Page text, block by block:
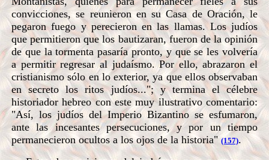
convicciones, se reunieron en su Casa de Oración, le
pegaron fuego y perecieron en las llamas. Los judíos
que permitieron que los bautizaran, fueron de la opinión
de que la tormenta pasaría pronto, y que se les volvería
a permitir regresar al judaísmo. Por ello, abrazaron el
cristianismo sólo en lo exterior, ya que ellos observaban
en secreto los ritos judíos..."; y termina el célebre
historiador hebreo con este muy ilustrativo comentario:
"Así, los judíos del Imperio Bizantino se esfumaron,
ante las incesantes persecuciones, y por un tiempo
permanecieron ocultos a los ojos de la historia" (157).